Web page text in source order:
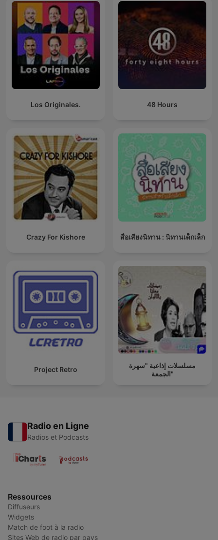
Los Originales. 48 Hours
Crazy For Kishore สื่อเสียงนิทาน : นิทานเด็กเล็ก
Project Retro
مسلسلات إذاعية "سهرة
الجمعة"
Radio en Ligne
Radios et Podcasts
Ressources
Diffuseurs
Widgets
Match de foot à la radio
Sites Web de radio par pays